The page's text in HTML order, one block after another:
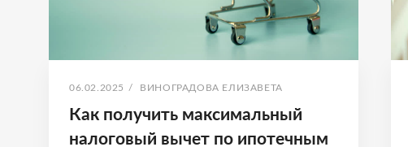
ОПУБЛИКОВАНО
06.02.2025 / АВТОР:
ВИНОГРАДОВА ЕЛИЗАВЕТА
Как получить максимальный
налоговый вычет по ипотечным